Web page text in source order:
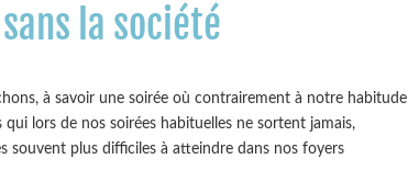
la société
à savoir une soirée où contrairement à notre habitude
lors de nos soirées habituelles ne sortent jamais,
souvent plus difficiles à atteindre dans nos foyers